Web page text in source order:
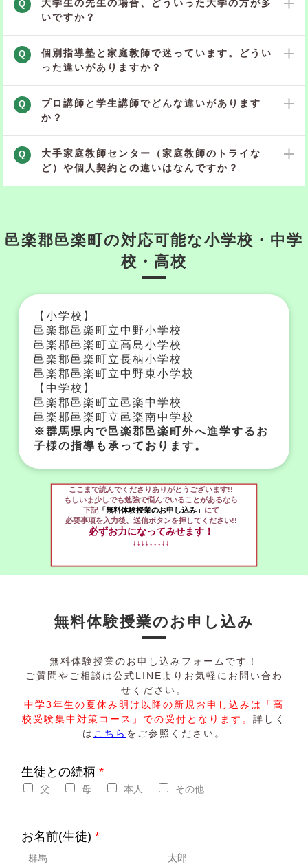
Q
大学生の先生の場合、どういった大学の方が多
いですか？
Q
個別指導塾と家庭教師で迷っています。どうい
った違いがありますか？
Q
プロ講師と学生講師でどんな違いがあります
か？
Q
大手家庭教師センター（家庭教師のトライな
ど）や個人契約との違いはなんですか？
邑楽郡邑楽町の対応可能な小学校・中学
校・高校
【小学校】
邑楽郡邑楽町立中野小学校
邑楽郡邑楽町立高島小学校
邑楽郡邑楽町立長柄小学校
邑楽郡邑楽町立中野東小学校
【中学校】
邑楽郡邑楽町立邑楽中学校
邑楽郡邑楽町立邑楽南中学校
※群馬県内で邑楽郡邑楽町外へ進学するお
子様の指導も承っております。
ここまで読んでくださりありがとうございます!!
もしいま少しでも勉強で悩んでいることがあるなら
下記「無料体験授業のお申し込み」 にて
必要事項を入力後、送信ボタンを押してください!!
必ずお力になってみせます！
↓↓↓↓↓↓↓↓↓
無料体験授業のお申し込み
無料体験授業のお申し込みフォームです！
ご質問やご相談は公式LINEよりお気軽にお問い合わ
せください。
中学3年生の夏休み明け以降の新規お申し込みは「高
校受験集中対策コース」での受付となります。 詳しく
は こちら をご参照ください。
生徒との続柄 *
父 母 本人 その他
お名前(生徒) *